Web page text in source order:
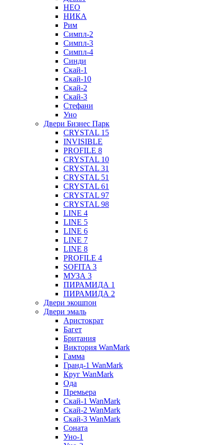
НЕО
НИКА
Рим
Симпл-2
Симпл-3
Симпл-4
Синди
Скай-1
Скай-10
Скай-2
Скай-3
Стефани
Уно
Двери Бизнес Парк
CRYSTAL 15
INVISIBLE
PROFILE 8
CRYSTAL 10
CRYSTAL 31
CRYSTAL 51
CRYSTAL 61
CRYSTAL 97
CRYSTAL 98
LINE 4
LINE 5
LINE 6
LINE 7
LINE 8
PROFILE 4
SOFITA 3
МУЗА 3
ПИРАМИДА 1
ПИРАМИДА 2
Двери экошпон
Двери эмаль
Аристократ
Багет
Британия
Виктория WanMark
Гамма
Гранд-1 WanMark
Круг WanMark
Ода
Премьера
Скай-1 WanMark
Скай-2 WanMark
Скай-3 WanMark
Соната
Уно-1